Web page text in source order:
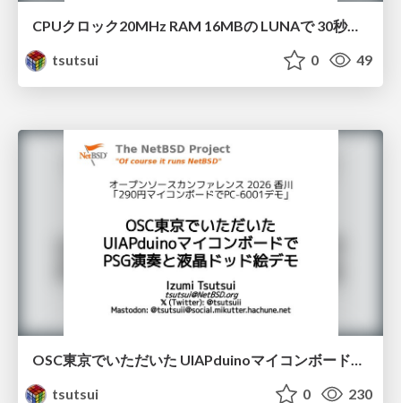
CPUクロック20MHz RAM 16MBの LUNAで 30秒アニメGIF再生デモ / OSC2026Kyoto
tsutsui
0 49
tsutsui
0 230